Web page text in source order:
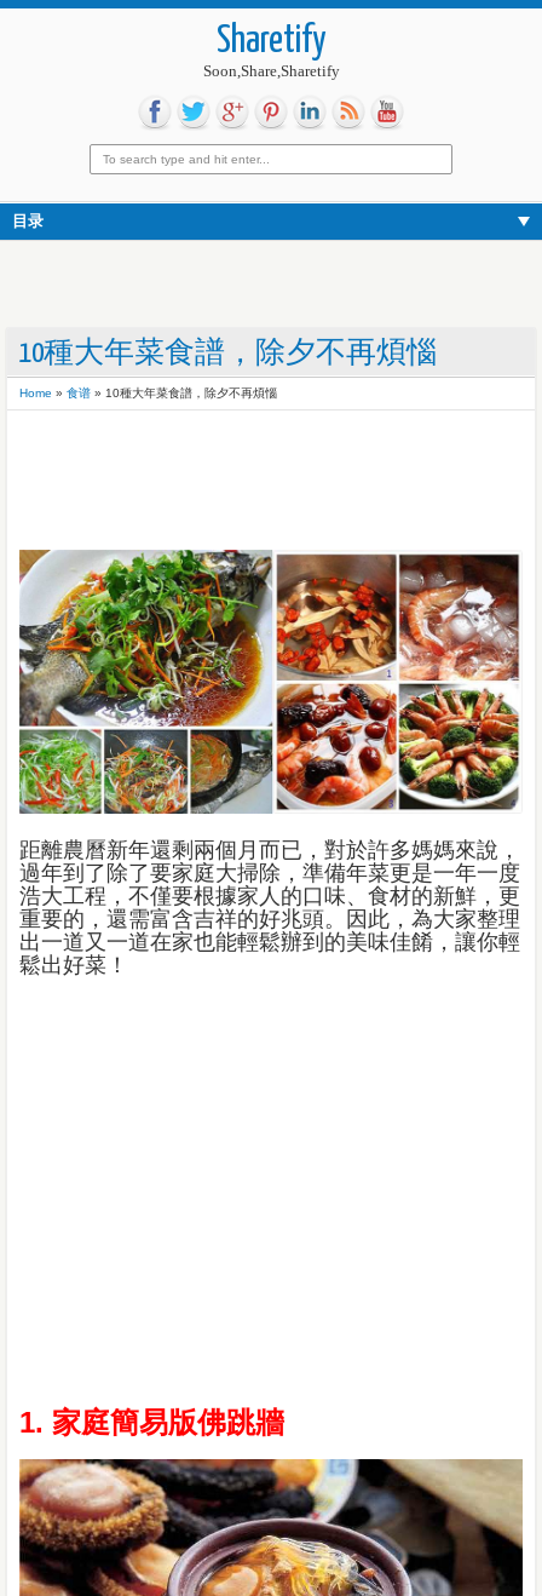
Sharetify
Soon,Share,Sharetify
目录
10種大年菜食譜，除夕不再煩惱
Home » 食谱 » 10種大年菜食譜，除夕不再煩惱
距離農曆新年還剩兩個月而已，對於許多媽媽來說，
過年到了除了要家庭大掃除，準備年菜更是一年一度
浩大工程，不僅要根據家人的口味、食材的新鮮，更
重要的，還需富含吉祥的好兆頭。因此，為大家整理
出一道又一道在家也能輕鬆辦到的美味佳餚，讓你輕
鬆出好菜！
1. 家庭簡易版佛跳牆